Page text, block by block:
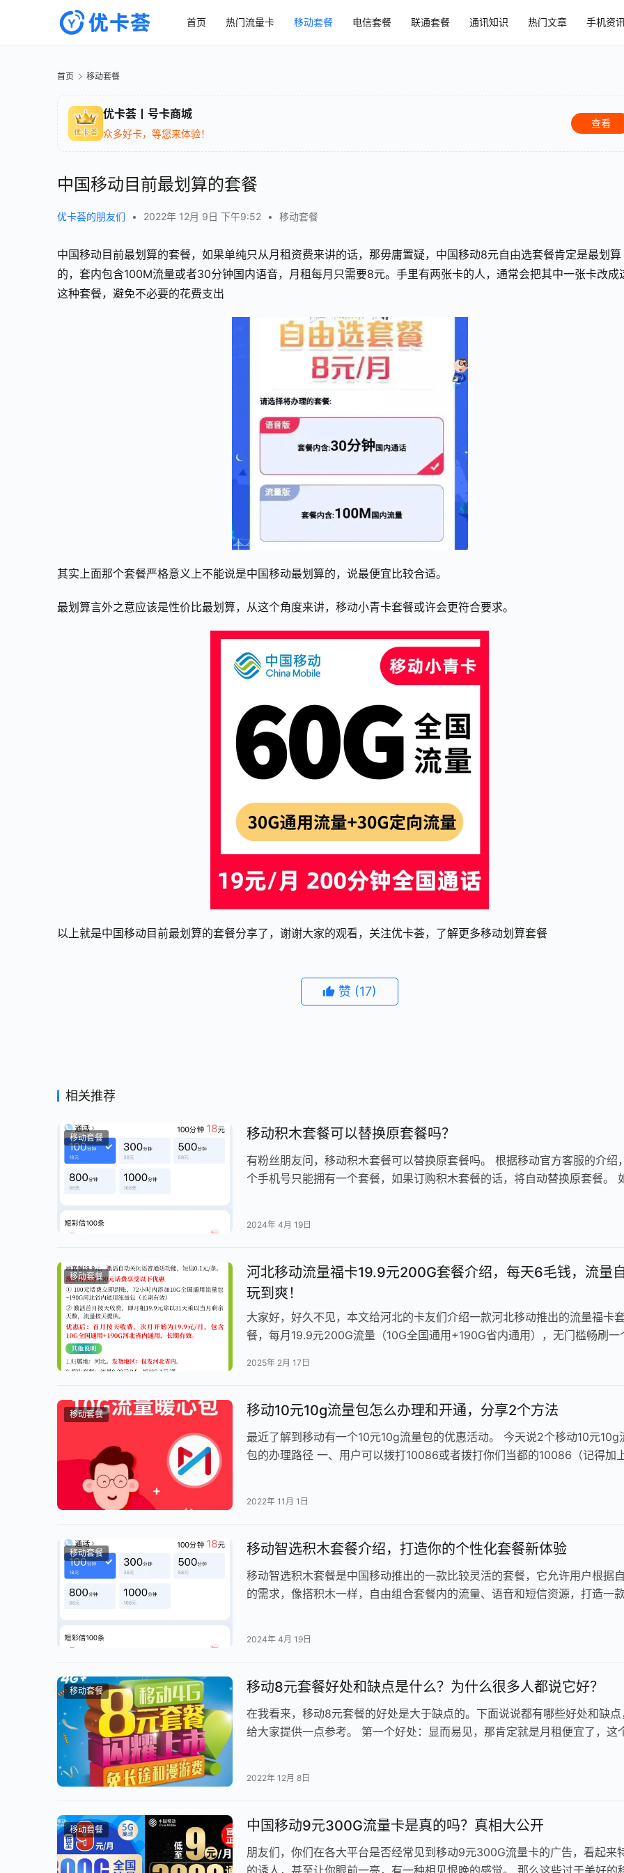
首页 热门流量卡 移动套餐 电信套餐 联通套餐 通讯知识 热门文章 手机资
首页 移动套餐
优卡荟丨号卡商城
众多好卡，等您来体验！
查看
中国移动目前最划算的套餐
优卡荟的朋友们 • 2022年 12月 9日 下午9:52 • 移动套餐
中国移动目前最划算的套餐，如果单纯只从月租资费来讲的话，那毋庸置疑，中国移动8元自由选套餐肯定是最划算
的，套内包含100M流量或者30分钟国内语音，月租每月只需要8元。手里有两张卡的人，通常会把其中一张卡改成
这种套餐，避免不必要的花费支出
其实上面那个套餐严格意义上不能说是中国移动最划算的，说最便宜比较合适。
最划算言外之意应该是性价比最划算，从这个角度来讲，移动小青卡套餐或许会更符合要求。
以上就是中国移动目前最划算的套餐分享了，谢谢大家的观看，关注优卡荟，了解更多移动划算套餐
赞 (17)
相关推荐
移动套餐 移动积木套餐可以替换原套餐吗？
有粉丝朋友问，移动积木套餐可以替换原套餐吗。 根据移动官方客服的介绍
个手机号只能拥有一个套餐，如果订购积木套餐的话，将自动替换原套餐。
2024年 4月 19日
移动套餐
河北移动流量福卡19.9元200G套餐介绍，每天6毛钱，流量
玩到爽！
大家好，好久不见，本文给河北的卡友们介绍一款河北移动推出的流量福卡
餐，每月19.9元200G流量（10G全国通用+190G省内通用），无门槛畅刷一
2025年 2月 17日
移动套餐 移动10元10g流量包怎么办理和开通，分享2个方法
最近了解到移动有一个10元10g流量包的优惠活动。 今天说2个移动10元10g
包的办理路径 一、用户可以拨打10086或者拨打你们当都的10086（记得加
2022年 11月 1日
移动套餐 移动智选积木套餐介绍，打造你的个性化套餐新体验
移动智选积木套餐是中国移动推出的一款比较灵活的套餐，它允许用户根据
的需求，像搭积木一样，自由组合套餐内的流量、语音和短信资源，打造一
2024年 4月 19日
移动套餐 移动8元套餐好处和缺点是什么？为什么很多人都说它好？
在我看来，移动8元套餐的好处是大于缺点的。下面说说都有哪些好处和缺点
给大家提供一点参考。 第一个好处：显而易见，那肯定就是月租便宜了，这
2022年 12月 8日
移动套餐 中国移动9元300G流量卡是真的吗？真相大公开
朋友们，你们在各大平台是否经常见到移动9元300G流量卡的广告，看起来
的诱人，甚至让你眼前一亮，有一种相见恨晚的感觉。 那么这些过于美好的